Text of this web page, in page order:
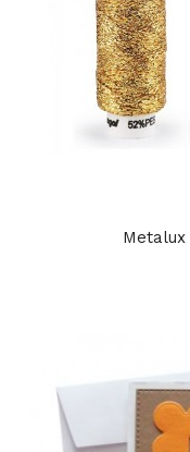
Metalux